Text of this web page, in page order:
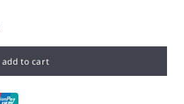
add to cart